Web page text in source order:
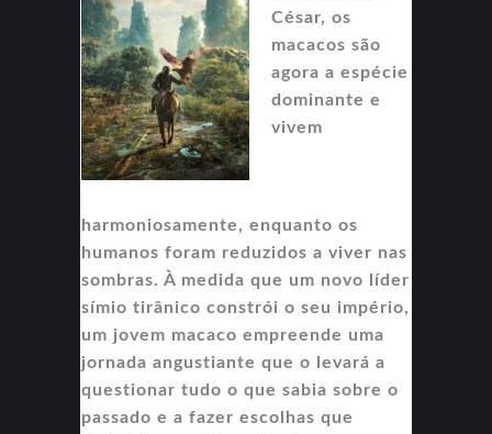
César, os
macacos são
agora a espécie
dominante e
vivem
harmoniosamente, enquanto os
humanos foram reduzidos a viver nas
sombras. À medida que um novo líder
símio tirânico constrói o seu império,
um jovem macaco empreende uma
jornada angustiante que o levará a
questionar tudo o que sabia sobre o
passado e a fazer escolhas que